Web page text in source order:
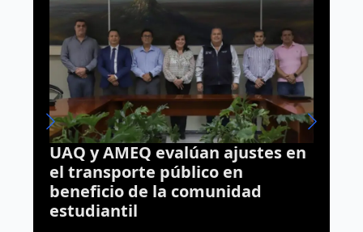
ajustes en
Luto en la Fiscalía de
muere elemento de la
Investigación tras